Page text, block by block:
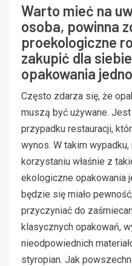
Warto mieć na
osoba, powinna
proekologiczne
zakupić dla
opakowania
Często zdarza się, że
muszą być używane.
przypadku restauracji,
wynos. W takim
korzystaniu właśnie z
ekologiczne opakowania
będzie się miało
przyczyniać do
klasycznych opakowań,
nieodpowiednich
styropian. Jak